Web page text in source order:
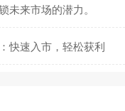
来市场的潜力。
快速入市，轻松获利